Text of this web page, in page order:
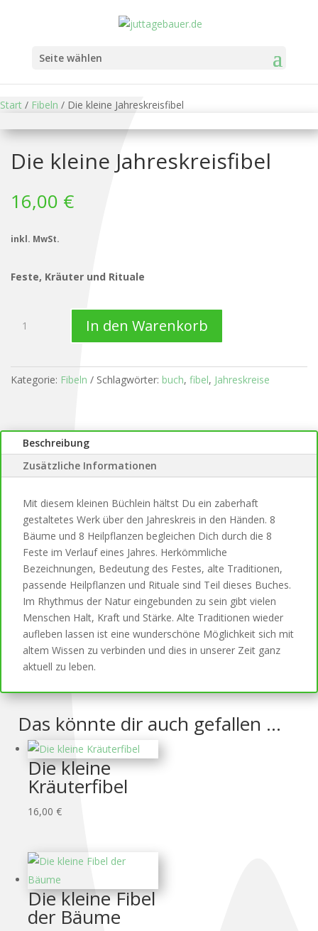
Seite wählen
Start / Fibeln / Die kleine Jahreskreisfibel
Die kleine Jahreskreisfibel
16,00 €
inkl. MwSt.
Feste, Kräuter und Rituale
kleine
Jahreskreisfibel
In den Warenkorb
Kategorie: Fibeln Schlagwörter: buch, fibel, Jahreskreise
Beschreibung
Zusätzliche Informationen
Mit diesem kleinen Büchlein hältst Du ein zaberhaft
gestaltetes Werk über den Jahreskreis in den Händen. 8
Bäume und 8 Heilpflanzen begleichen Dich durch die 8
Feste im Verlauf eines Jahres. Herkömmliche
Bezeichnungen, Bedeutung des Festes, alte Traditionen,
passende Heilpflanzen und Rituale sind Teil dieses Buches.
Im Rhythmus der Natur eingebunden zu sein gibt vielen
Menschen Halt, Kraft und Stärke. Alte Traditionen wieder
aufleben lassen ist eine wunderschöne Möglichkeit sich mit
altem Wissen zu verbinden und dies in unserer Zeit ganz
aktuell zu leben.
Das könnte dir auch gefallen …
Die kleine
Kräuterfibel
16,00 €
Die kleine Fibel
der Bäume